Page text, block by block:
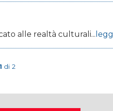
alle realtà culturali...
1di 2